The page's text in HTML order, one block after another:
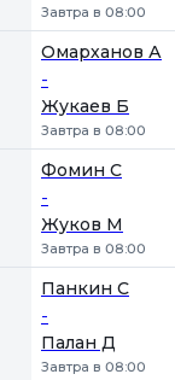
Завтра в 08:00
Омарханов А
-
Жукаев Б
Завтра в 08:00
Фомин С
-
Жуков М
Завтра в 08:00
Панкин С
-
Палан Д
Завтра в 08:00